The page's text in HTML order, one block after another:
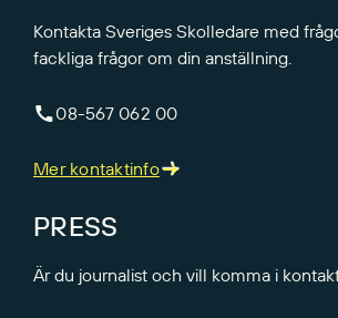
Kontakta Sveriges Skolledare med
fackliga frågor om din anställning.
08-567 062 00
Mer kontaktinfo
PRESS
Är du journalist och vill komma i